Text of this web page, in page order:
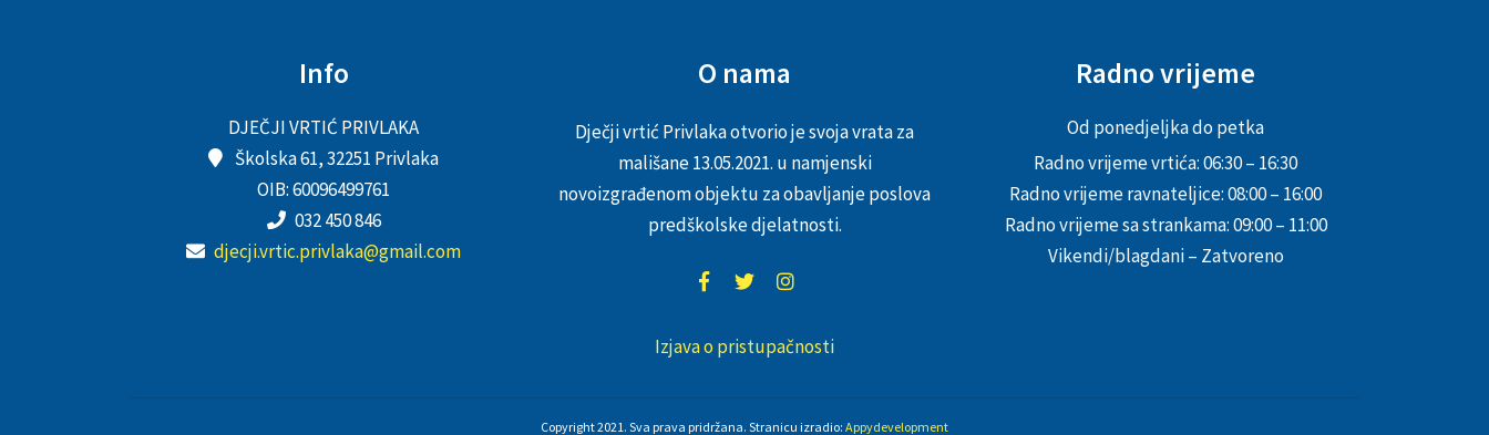
Info
DJEČJI VRTIĆ PRIVLAKA
Školska 61, 32251 Privlaka
OIB: 60096499761
032 450 846
djecji.vrtic.privlaka@gmail.com
O nama
Dječji vrtić Privlaka otvorio je svoja vrata za
mališane 13.05.2021. u namjenski
novoizgrađenom objektu za obavljanje poslova
predškolske djelatnosti.
Izjava o pristupačnosti
Radno vrijeme
Od ponedjeljka do petka
Radno vrijeme vrtića: 06:30 – 16:30
Radno vrijeme ravnateljice: 08:00 – 16:00
Radno vrijeme sa strankama: 09:00 – 11:00
Vikendi/blagdani – Zatvoreno
Copyright 2021. Sva prava pridržana. Stranicu izradio: Appydevelopment